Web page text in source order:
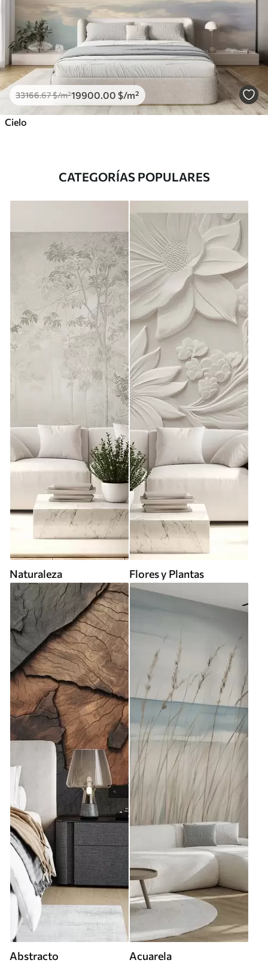
33166.67$/m²19900 .00 $/m²
Cielo
CATEGORÍAS POPULARES
Naturaleza Flores y Plantas
Abstracto Acuarela